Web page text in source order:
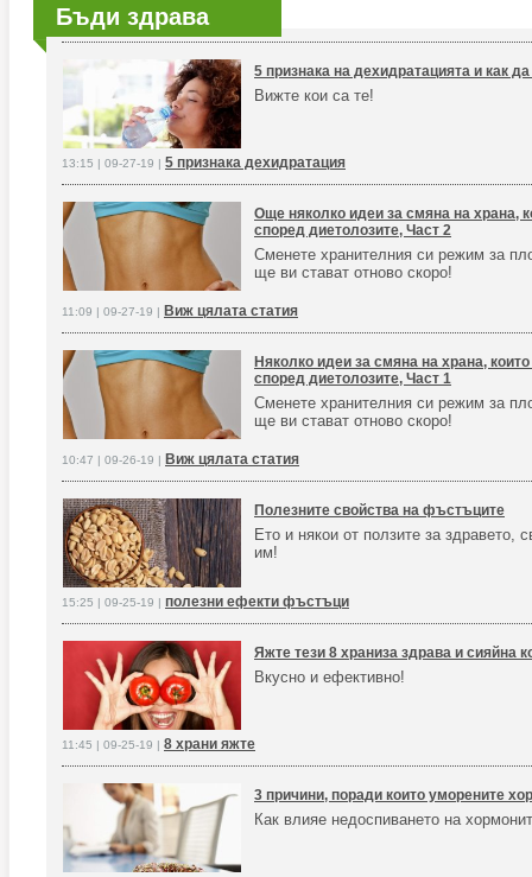
Бъди здрава
5 признака на дехидратацията и как
Вижте кои са те!
13:15 | 09-27-19 | 5 признака дехидратация
Още няколко идеи за смяна на храна,
според диетолозите, Част 2
Сменете хранителния си режим за
ще ви стават отново скоро!
11:09 | 09-27-19 | Виж цялата статия
Няколко идеи за смяна на храна,
според диетолозите, Част 1
Сменете хранителния си режим за
ще ви стават отново скоро!
10:47 | 09-26-19 | Виж цялата статия
Полезните свойства на фъстъците
Ето и някои от ползите за здравето,
им!
15:25 | 09-25-19 | полезни ефекти фъстъци
Яжте тези 8 храниза здрава и сияйна
Вкусно и ефективно!
11:45 | 09-25-19 | 8 храни яжте
3 причини, поради които уморените
Как влияе недоспиването на